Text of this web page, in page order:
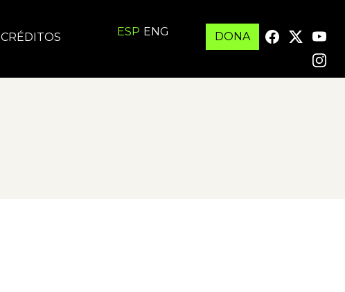
CRÉDITOS ESP ENG DONA